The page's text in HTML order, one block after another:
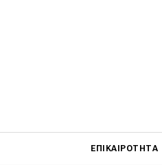
ΕΠΙΚΑΙΡΌΤΗΤΑ
από την